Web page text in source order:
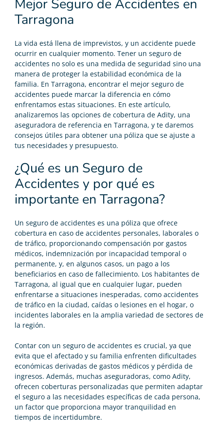
Mejor Seguro de Accidentes en
Tarragona
La vida está llena de imprevistos, y un accidente puede
ocurrir en cualquier momento. Tener un seguro de
accidentes no solo es una medida de seguridad sino una
manera de proteger la estabilidad económica de la
familia. En Tarragona, encontrar el mejor seguro de
accidentes puede marcar la diferencia en cómo
enfrentamos estas situaciones. En este artículo,
analizaremos las opciones de cobertura de Adity, una
aseguradora de referencia en Tarragona, y te daremos
consejos útiles para obtener una póliza que se ajuste a
tus necesidades y presupuesto.
¿Qué es un Seguro de
Accidentes y por qué es
importante en Tarragona?
Un seguro de accidentes es una póliza que ofrece
cobertura en caso de accidentes personales, laborales o
de tráfico, proporcionando compensación por gastos
médicos, indemnización por incapacidad temporal o
permanente, y, en algunos casos, un pago a los
beneficiarios en caso de fallecimiento. Los habitantes de
Tarragona, al igual que en cualquier lugar, pueden
enfrentarse a situaciones inesperadas, como accidentes
de tráfico en la ciudad, caídas o lesiones en el hogar, o
incidentes laborales en la amplia variedad de sectores de
la región.
Contar con un seguro de accidentes es crucial, ya que
evita que el afectado y su familia enfrenten dificultades
económicas derivadas de gastos médicos y pérdida de
ingresos. Además, muchas aseguradoras, como Adity,
ofrecen coberturas personalizadas que permiten adaptar
el seguro a las necesidades específicas de cada persona,
un factor que proporciona mayor tranquilidad en
tiempos de incertidumbre.